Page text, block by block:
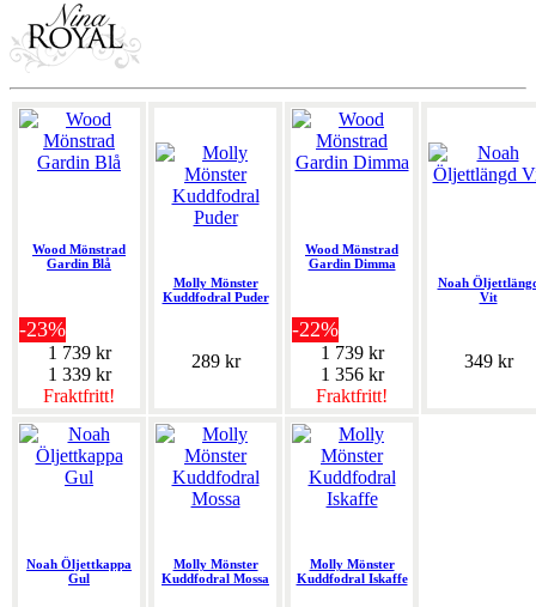
Wood Mönstrad
Gardin Blå
-23%
1 739 kr
1 339 kr
Fraktfritt!
Molly Mönster
Kuddfodral Puder
289 kr
Wood Mönstrad
Gardin Dimma
-22%
1 739 kr
1 356 kr
Fraktfritt!
Noah
Vit
349 kr
Noah Öljettkappa
Gul
Molly Mönster
Kuddfodral Mossa
Molly Mönster
Kuddfodral Iskaffe